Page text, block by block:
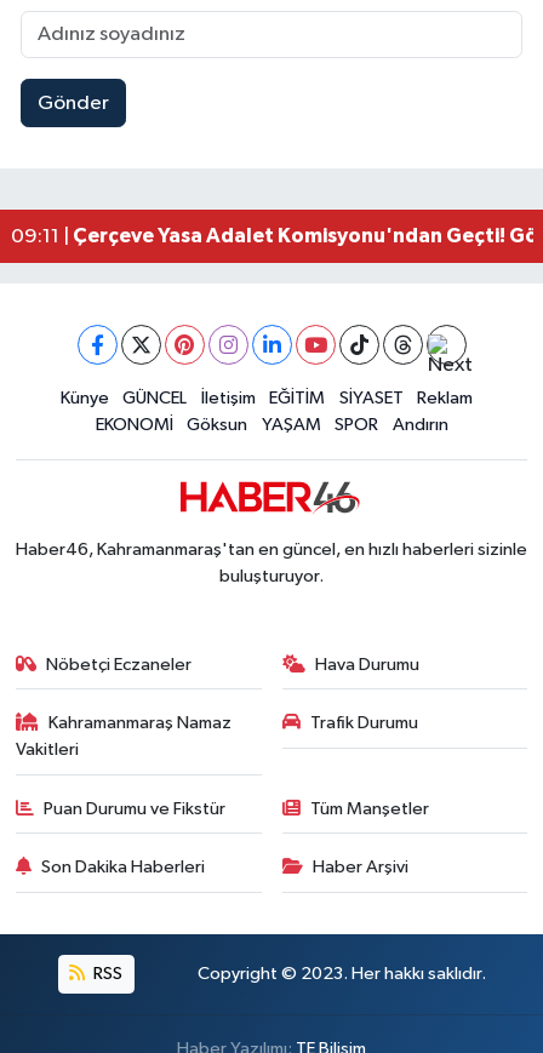
Gönder
17:19 |Kahramanmaraşlı İşçi Adana'daki Tünel
09:11 | Çerçeve Yasa Adalet Komisyonu'ndan Geçti!
09:04 |Kahramanmaraş'taki Okul Saldırısı TBMM
Kahramanmaraş'ta Pusula Maraş Eğitim
Kahramanmaraş'ta Tarım İçin Su Seferberliği
20:02 |Kahramanmaraş'ta 5 Kilometrelik Yolda Sıcak
Künye GÜNCEL İletişim EĞİTİM SİYASET
Reklam
EKONOMİ
Göksun YAŞAM SPOR Andırın
Haber46, Kahramanmaraş'tan en güncel, en hızlı haberleri sizinle
buluşturuyor.
Nöbetçi Eczaneler Hava Durumu
Kahramanmaraş Namaz
Vakitleri
Trafik Durumu
Puan Durumu ve Fikstür Tüm Manşetler
Son Dakika Haberleri Haber Arşivi
RSS Copyright © 2023. Her hakkı saklıdır.
Haber Yazılımı: TE Bilişim